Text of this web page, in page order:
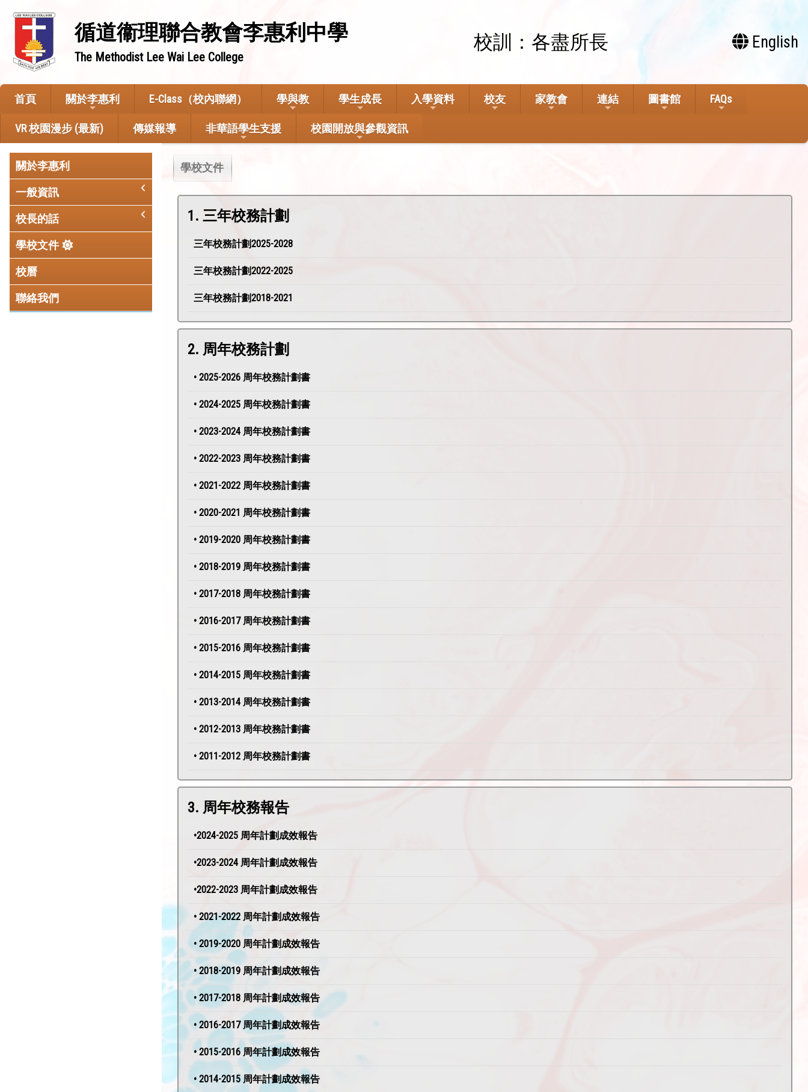
循道衞理聯合教會李惠利中學
The Methodist Lee Wai Lee College
校訓：各盡所長 English
首頁 關於李惠利 E-Class（校內聯網） 學與教 學生成長 入學資料 校友 家教會 連結 圖書館 FAQs
VR 校園漫步 (最新) 傳媒報導 非華語學生支援 校園開放與參觀資訊
關於李惠利
一般資訊
校長的話
學校文件
校曆
聯絡我們
學校文件
1. 三年校務計劃
三年校務計劃2025-2028
三年校務計劃2022-2025
三年校務計劃2018-2021
2. 周年校務計劃
• 2025-2026 周年校務計劃書
• 2024-2025 周年校務計劃書
• 2023-2024 周年校務計劃書
• 2022-2023 周年校務計劃書
• 2021-2022 周年校務計劃書
• 2020-2021 周年校務計劃書
• 2019-2020 周年校務計劃書
• 2018-2019 周年校務計劃書
• 2017-2018 周年校務計劃書
• 2016-2017 周年校務計劃書
• 2015-2016 周年校務計劃書
• 2014-2015 周年校務計劃書
• 2013-2014 周年校務計劃書
• 2012-2013 周年校務計劃書
• 2011-2012 周年校務計劃書
3. 周年校務報告
•2024-2025 周年計劃成效報告
•2023-2024 周年計劃成效報告
•2022-2023 周年計劃成效報告
• 2021-2022 周年計劃成效報告
• 2019-2020 周年計劃成效報告
• 2018-2019 周年計劃成效報告
• 2017-2018 周年計劃成效報告
• 2016-2017 周年計劃成效報告
• 2015-2016 周年計劃成效報告
• 2014-2015 周年計劃成效報告